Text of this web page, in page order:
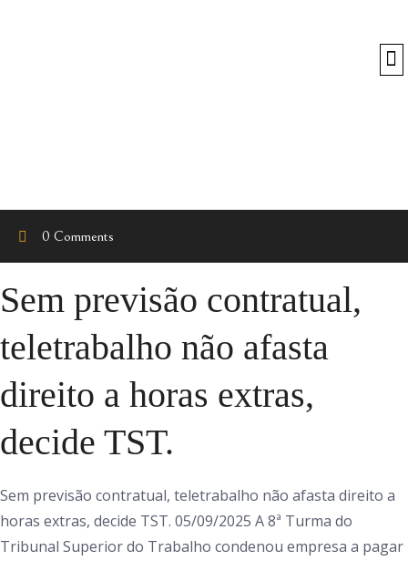
0 Comments
Sem previsão contratual,
teletrabalho não afasta
direito a horas extras,
decide TST.
Sem previsão contratual, teletrabalho não afasta direito a
horas extras, decide TST. 05/09/2025 A 8ª Turma do
Tribunal Superior do Trabalho condenou empresa a pagar